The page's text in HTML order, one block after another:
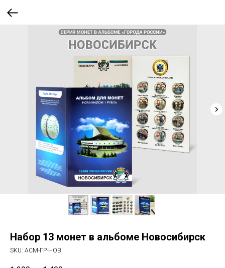
Набор 13 монет в альбоме Новосибирск
SKU: АСМ-ГР-НОВ